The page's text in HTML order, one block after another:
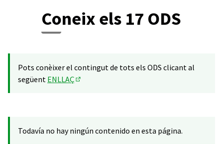
Coneix els 17 ODS
Pots conèixer el contingut de tots els ODS clicant al
següent ENLLAÇ
Todavía no hay ningún contenido en esta página.